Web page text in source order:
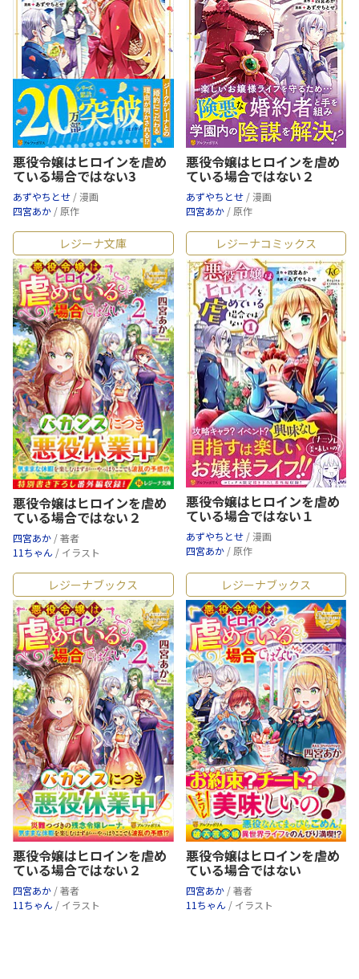
悪役令嬢はヒロインを虐め
ている場合ではない3
あずやちとせ / 漫画
四宮あか / 原作
悪役令嬢はヒロインを虐め
ている場合ではない２
あずやちとせ / 漫画
四宮あか / 原作
レジーナ文庫
悪役令嬢はヒロインを虐め
ている場合ではない２
四宮あか / 著者
11ちゃん / イラスト
レジーナコミックス
悪役令嬢はヒロインを虐め
ている場合ではない１
あずやちとせ / 漫画
四宮あか / 原作
レジーナブックス
悪役令嬢はヒロインを虐め
ている場合ではない２
四宮あか / 著者
11ちゃん / イラスト
レジーナブックス
悪役令嬢はヒロインを虐め
ている場合ではない
四宮あか / 著者
11ちゃん / イラスト